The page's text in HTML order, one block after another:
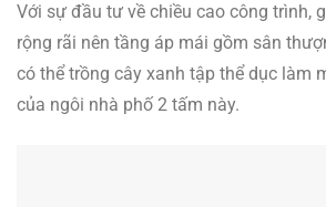
Với sự đầu tư về chiều cao công trình,
rộng rãi nên tầng áp mái gồm sân
có thể trồng cây xanh tập thể dục làm
của ngôi nhà phố 2 tấm này.